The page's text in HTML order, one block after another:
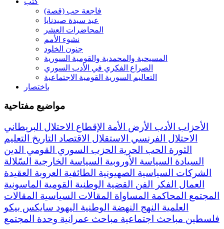
فاجعة حب (قصة)
عيد سيدة صيدنايا
المحاضرات العشر
نشوء الأمم
جنون الخلود
المسيحية والمحمدية والقومية السورية
الصراع الفكري في الأدب السوري
التعاليم السورية القومية الاجتماعية
باختصار
مواضيع مفتاحية
الأحزاب
الأدب الأرض الأمة الإقطاع
الاحتلال البريطاني
الاحتلال الفرنسي
الاستقلال الاقتصاد التاريخ
التعليم
الثورة
الحب الحرية الحزب السوري القومي
الدين
السيادة
السياسة الأوروبية السياسة الخارجية
السّلالة
الشركات السياسية
الصهيونية الطائفية العروبة
العقيدة
العمال
الفكر الفن القضية الوطنية القومية
الماسونية
المجتمع
المحاكمة المساواة المقالات السياسية
المقالات
العلمية
النهج النهضة الوطنية اليهود سايكس بيكو
فلسطين مباحث اجتماعية مباحث عمرانية وحدة المجتمع